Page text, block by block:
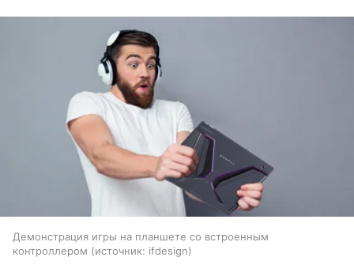
Демонстрация игры на планшете со встроенным
контроллером
источник: ifdesign